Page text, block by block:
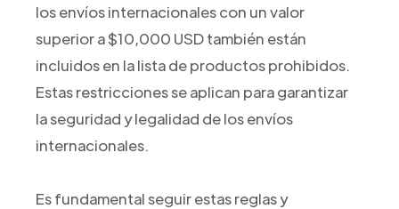
los envíos internacionales con un valor
superior a $10,000 USD también están
incluidos en la lista de productos prohibidos.
Estas restricciones se aplican para garantizar
la seguridad y legalidad de los envíos
internacionales.
Es fundamental seguir estas reglas y